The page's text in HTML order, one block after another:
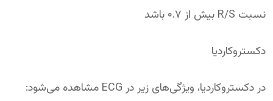
نسبت R/S بیش از ۰.۷ باشد
دکستروکاردیا
در دکستروکاردیا، ویژگی‌های زیر در ECG مشاهده می‌شود: